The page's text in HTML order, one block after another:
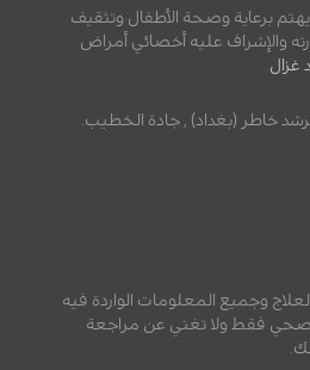
برعاية وصحة الأطفال وتثقيف
والإشراف عليه أخصائي أمراض
غزال.
خاطر (بغداد) , جادة الخطيب.
وجميع المعلومات الواردة فيه
فقط ولا تغني عن مراجعة